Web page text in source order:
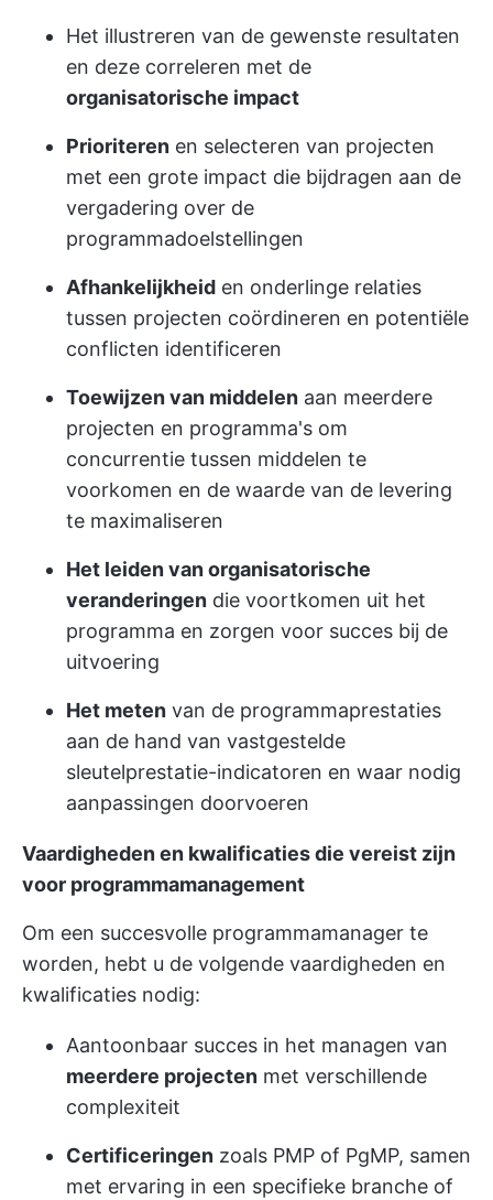
Het illustreren van de gewenste resultaten
en deze correleren met de
organisatorische impact
Prioriteren en selecteren van projecten
met een grote impact die bijdragen aan de
vergadering over de
programmadoelstellingen
Afhankelijkheid en onderlinge relaties
tussen projecten coördineren en potentiële
conflicten identificeren
Toewijzen van middelen aan meerdere
projecten en programma's om
concurrentie tussen middelen te
voorkomen en de waarde van de levering
te maximaliseren
Het leiden van organisatorische
veranderingen die voortkomen uit het
programma en zorgen voor succes bij de
uitvoering
Het meten van de programmaprestaties
aan de hand van vastgestelde
sleutelprestatie-indicatoren en waar nodig
aanpassingen doorvoeren
Vaardigheden en kwalificaties die vereist zijn
voor programmamanagement
Om een succesvolle programmamanager te
worden, hebt u de volgende vaardigheden en
kwalificaties nodig:
Aantoonbaar succes in het managen van
meerdere projecten met verschillende
complexiteit
Certificeringen zoals PMP of PgMP, samen
met ervaring in een specifieke branche of